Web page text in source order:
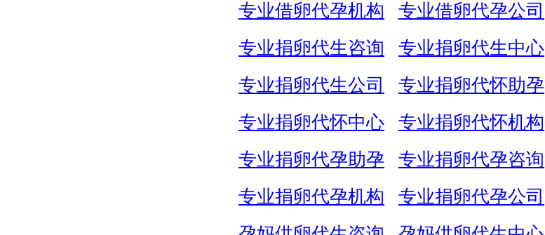
专业借卵代孕机构
专业借卵代孕公司
专业捐卵代生咨询
专业捐卵代生中心
专业捐卵代生公司
专业捐卵代怀助孕
专业捐卵代怀中心
专业捐卵代怀机构
专业捐卵代孕助孕
专业捐卵代孕咨询
专业捐卵代孕机构
专业捐卵代孕公司